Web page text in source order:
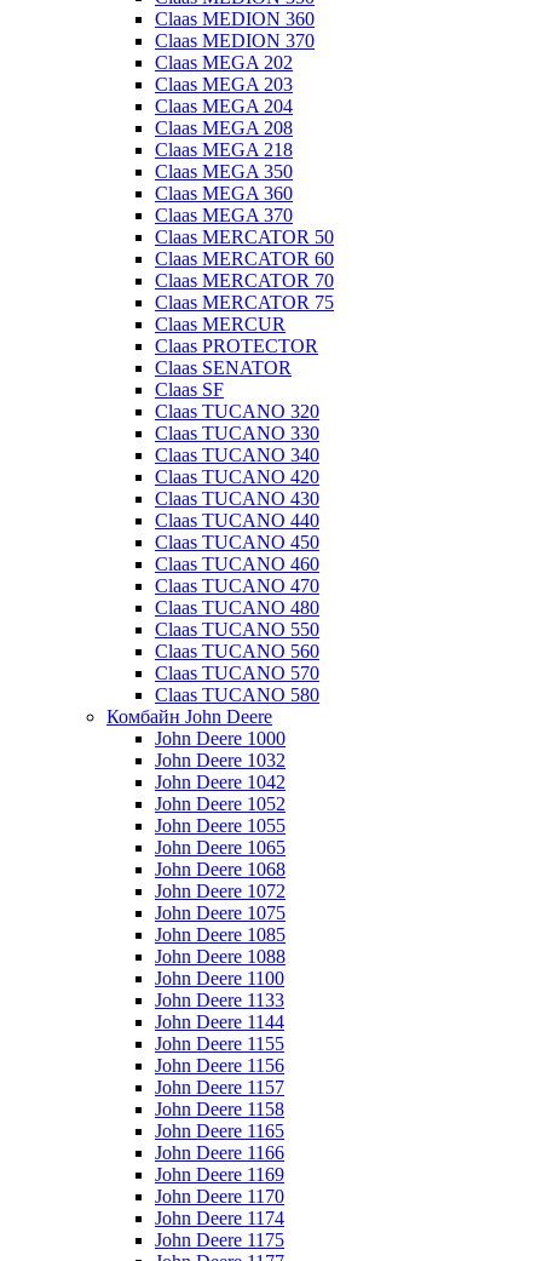
Claas MEDION 360
Claas MEDION 370
Claas MEGA 202
Claas MEGA 203
Claas MEGA 204
Claas MEGA 208
Claas MEGA 218
Claas MEGA 350
Claas MEGA 360
Claas MEGA 370
Claas MERCATOR 50
Claas MERCATOR 60
Claas MERCATOR 70
Claas MERCATOR 75
Claas MERCUR
Claas PROTECTOR
Claas SENATOR
Claas SF
Claas TUCANO 320
Claas TUCANO 330
Claas TUCANO 340
Claas TUCANO 420
Claas TUCANO 430
Claas TUCANO 440
Claas TUCANO 450
Claas TUCANO 460
Claas TUCANO 470
Claas TUCANO 480
Claas TUCANO 550
Claas TUCANO 560
Claas TUCANO 570
Claas TUCANO 580
Комбайн John Deere
John Deere 1000
John Deere 1032
John Deere 1042
John Deere 1052
John Deere 1055
John Deere 1065
John Deere 1068
John Deere 1072
John Deere 1075
John Deere 1085
John Deere 1088
John Deere 1100
John Deere 1133
John Deere 1144
John Deere 1155
John Deere 1156
John Deere 1157
John Deere 1158
John Deere 1165
John Deere 1166
John Deere 1169
John Deere 1170
John Deere 1174
John Deere 1175